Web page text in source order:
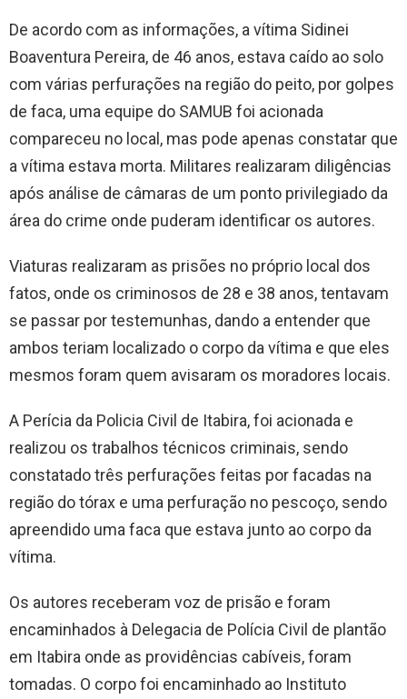
De acordo com as informações, a vítima Sidinei
Boaventura Pereira, de 46 anos, estava caído ao solo
com várias perfurações na região do peito, por golpes
de faca, uma equipe do SAMUB foi acionada
compareceu no local, mas pode apenas constatar que
a vítima estava morta. Militares realizaram diligências
após análise de câmaras de um ponto privilegiado da
área do crime onde puderam identificar os autores.
Viaturas realizaram as prisões no próprio local dos
fatos, onde os criminosos de 28 e 38 anos, tentavam
se passar por testemunhas, dando a entender que
ambos teriam localizado o corpo da vítima e que eles
mesmos foram quem avisaram os moradores locais.
A Perícia da Policia Civil de Itabira, foi acionada e
realizou os trabalhos técnicos criminais, sendo
constatado três perfurações feitas por facadas na
região do tórax e uma perfuração no pescoço, sendo
apreendido uma faca que estava junto ao corpo da
vítima.
Os autores receberam voz de prisão e foram
encaminhados à Delegacia de Polícia Civil de plantão
em Itabira onde as providências cabíveis, foram
tomadas. O corpo foi encaminhado ao Instituto